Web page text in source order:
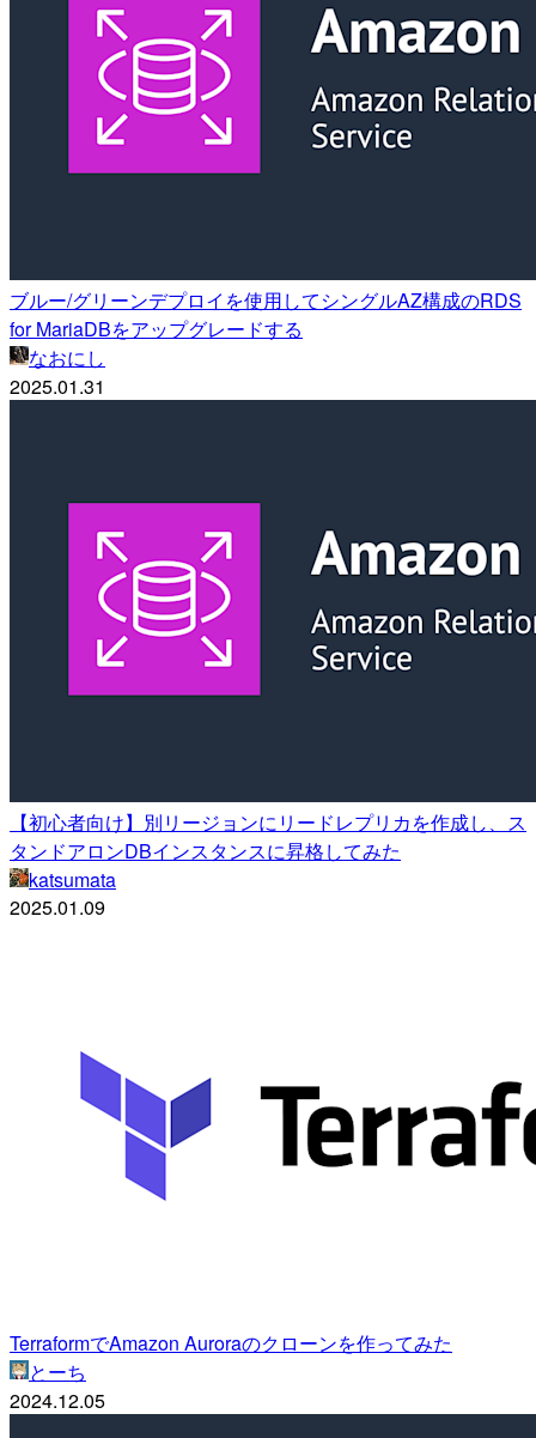
ブルー/グリーンデプロイを使用してシングルAZ構成のRDS
for MariaDBをアップグレードする
なおにし
2025.01.31
【初心者向け】別リージョンにリードレプリカを作成し、ス
タンドアロンDBインスタンスに昇格してみた
katsumata
2025.01.09
TerraformでAmazon Auroraのクローンを作ってみた
とーち
2024.12.05